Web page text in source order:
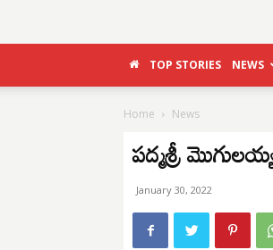
TOP STORIES NEWS
Home News
పద్మశ్రీ
January 30, 2022